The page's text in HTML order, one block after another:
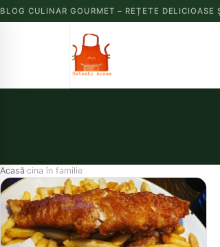
BLOG CULINAR GOURMET – REȚETE
Acasă›cina în familie